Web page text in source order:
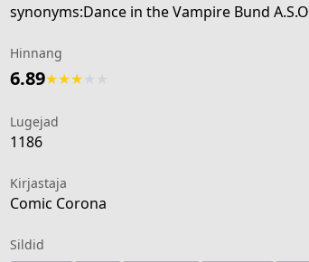
synonyms:Dance in the Vampire Bund A.S.O
Hinnang
6.89★★★
Lugejad
1186
Kirjastaja
Comic Corona
Sildid